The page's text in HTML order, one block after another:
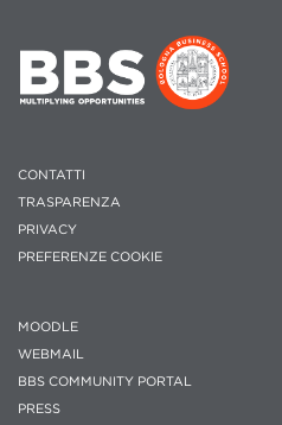
CONTATTI
TRASPARENZA
PRIVACY
PREFERENZE COOKIE
MOODLE
WEBMAIL
BBS COMMUNITY PORTAL
PRESS